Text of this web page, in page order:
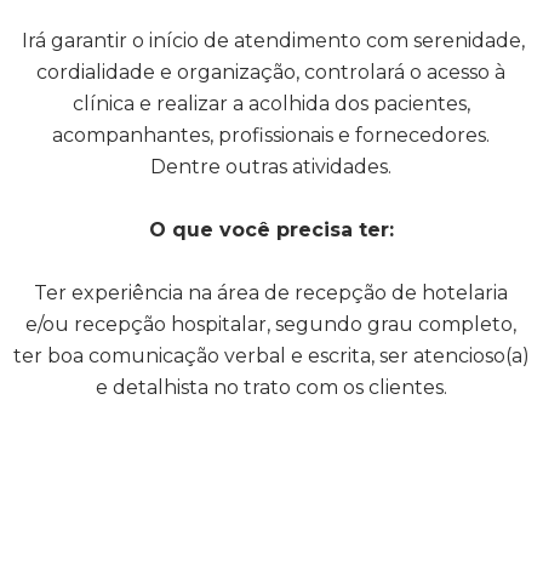
Irá garantir o início de atendimento com serenidade,
cordialidade e organização, controlará o acesso à
clínica e realizar a acolhida dos pacientes,
acompanhantes, profissionais e fornecedores.
Dentre outras atividades.
O que você precisa ter:
Ter experiência na área de recepção de hotelaria
e/ou recepção hospitalar, segundo grau completo,
ter boa comunicação verbal e escrita, ser atencioso(a)
e detalhista no trato com os clientes.